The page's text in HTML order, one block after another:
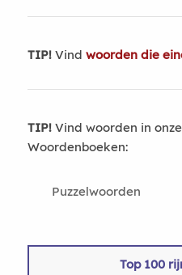
TIP!Vind woorden die
TIP!Vind woorden in
Woordenboeken:
Puzzelwoorden
Top 100